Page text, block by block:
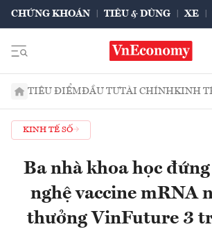
CHỨNG KHOÁN TIÊU & DÙNG XE
TIÊU ĐIỂMĐẦU TƯTÀI CHÍNHKINH
KINH TẾ SỐ
Ba nhà khoa học
nghệ vaccine mRNA
thưởng VinFuture 3